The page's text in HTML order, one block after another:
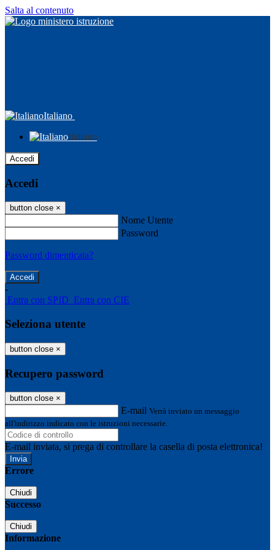
Salta al contenuto
Italiano
Italiano
Accedi
Accedi
button close ×
Nome Utente
Password
Password dimenticata?
-
Entra con SPID Entra con CIE
Seleziona utente
button close ×
Recupero password
button close ×
E-mail Verrà inviato un messaggio
all'indirizzo indicato con le istruzioni necessarie.
E-mail inviata, si prega di controllare la casella di posta elettronica!
Errore
Chiudi
Successo
Chiudi
Informazione